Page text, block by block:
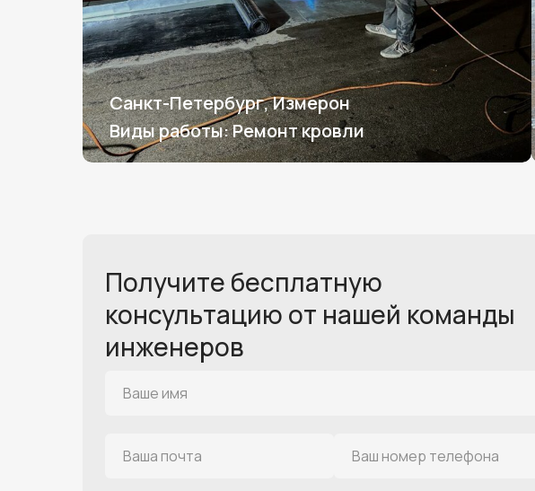
Санкт-Петербург, Измерон
Виды работы: Ремонт кровли
Получите бесплатную
консультацию от нашей команды
инженеров